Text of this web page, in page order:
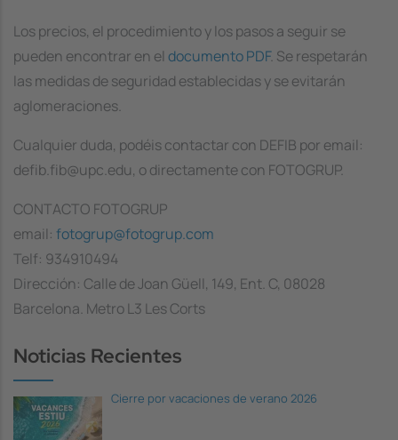
Los precios, el procedimiento y los pasos a seguir se
pueden encontrar en el documento PDF. Se respetarán
las medidas de seguridad establecidas y se evitarán
aglomeraciones.
Cualquier duda, podéis contactar con DEFIB por email:
defib.fib@upc.edu, o directamente con FOTOGRUP.
CONTACTO FOTOGRUP
email: fotogrup@fotogrup.com
Telf: 934910494
Dirección: Calle de Joan Güell, 149, Ent. C, 08028
Barcelona. Metro L3 Les Corts
Noticias Recientes
Cierre por vacaciones de verano 2026